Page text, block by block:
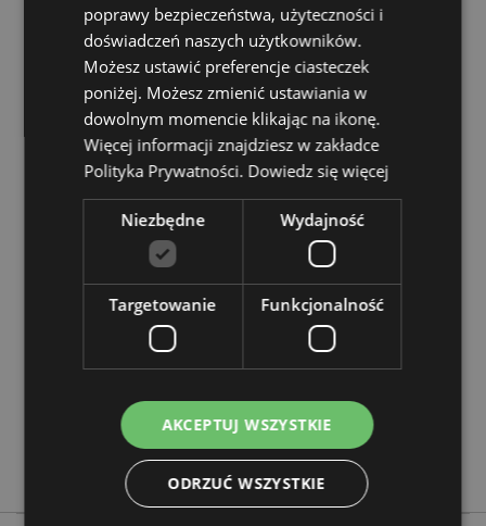
Do gorących napojów:Nie
Pojemność:500ml
Zasoby dotyczące produktów:
Chcesz wiedzieć więcej na temat zakupów w Puckator
Zapoznaj się z naszymprzewodnik dla kupujących.
Cechy produktu
Wysokość 12cm Szerokość 9cm Głębokość 9cm
5055071770043
20
0.608000
Tak
Nie
Nie
Skulls & Roses
poprawy bezpieczeństwa, użyteczności i
doświadczeń naszych użytkowników.
Możesz ustawić preferencje ciasteczek
poniżej. Możesz zmienić ustawiania w
dowolnym momencie klikając na ikonę.
Więcej informacji znajdziesz w zakładce
Polityka Prywatności. Dowiedz się więcej
Niezbędne Wydajność
Targetowanie Funkcjonalność
AKCEPTUJ WSZYSTKIE
ODRZUĆ WSZYSTKIE